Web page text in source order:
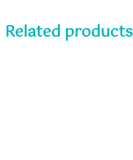
Related products